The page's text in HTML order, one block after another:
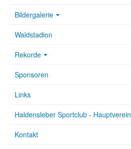
Bildergalerie
Waldstadion
Rekorde
Sponsoren
Links
Haldensleber Sportclub - Hauptverein
Kontakt